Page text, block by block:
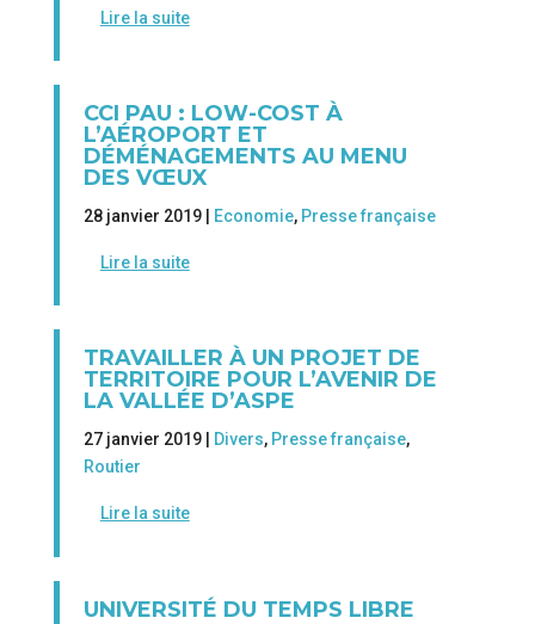
Lire la suite
CCI PAU : LOW-COST À
L’AÉROPORT ET
DÉMÉNAGEMENTS AU MENU
DES VŒUX
28 janvier 2019 | Economie, Presse française
Lire la suite
TRAVAILLER À UN PROJET DE
TERRITOIRE POUR L’AVENIR DE
LA VALLÉE D’ASPE
27 janvier 2019 | Divers, Presse française,
Routier
Lire la suite
UNIVERSITÉ DU TEMPS LIBRE